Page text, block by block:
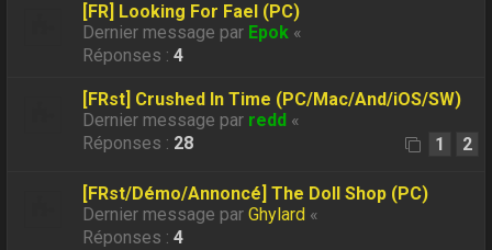
[FR] Looking For Fael (PC)
Dernier message par Epok «
Réponses :4
[FRst] Crushed In Time (PC/Mac/And/iOS/SW)
Dernier message par redd «
Réponses : 28 1 2
[FRst/Démo/Annoncé] The Doll Shop (PC)
Dernier message parGhylard «
Réponses :4